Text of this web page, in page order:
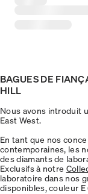
BAGUES DE
HILL
Nous avons introduit
East West.
En tant que nos
contemporaines, les
des diamants de
Exclusifs à notre
laboratoire dans nos
disponibles, couleur